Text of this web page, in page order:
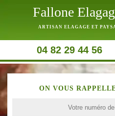
Fallone
ARTISAN ELAGAGE ET
04 82 29 44 56
ON VOUS